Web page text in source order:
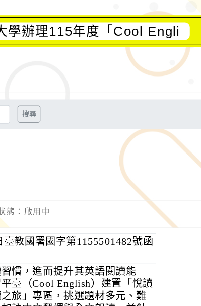
學辦理115年度「Cool Engli
搜尋
態：啟用中
教國署國字第1155501482號函
慣，進而提升其英語閱讀能
臺（Cool English）建置「悅讀
旅」專區，挑選題材多元、難